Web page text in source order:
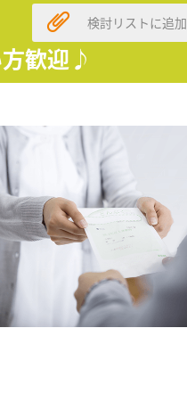
方歓迎♪
検討リストに追加